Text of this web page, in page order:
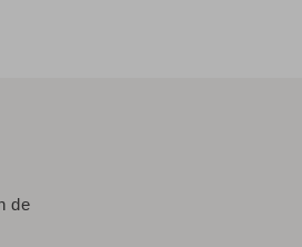
de